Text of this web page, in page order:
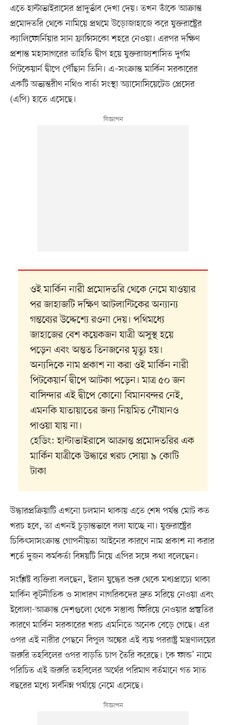
এতে হান্টাভাইরাসের প্রাদুর্ভাব দেখা দেয়। তখন তাঁকে আক্রান্ত
প্রমোদতরি থেকে নামিয়ে প্রথমে উড়োজাহাজে করে যুক্তরাষ্ট্রের
ক্যালিফোর্নিয়ার সান ফ্রান্সিসকো শহরে নেওয়া। এরপর দক্ষিণ
প্রশান্ত মহাসাগরের তাহিতি দ্বীপ হয়ে যুক্তরাজ্যশাসিত দুর্গম
পিটকেয়ার্ন দ্বীপে পৌঁছান তিনি। এ–সংক্রান্ত মার্কিন সরকারের
একটি অভ্যন্তরীণ নথিও বার্তা সংস্থা অ্যাসোসিয়েটেড প্রেসের
(এপি) হাতে এসেছে।
ওই মার্কিন নারী প্রমোদতরি থেকে নেমে যাওয়ার
পর জাহাজটি দক্ষিণ আটলান্টিকের অন্যান্য
গন্তব্যের উদ্দেশ্যে রওনা দেয়। পথিমধ্যে
জাহাজের বেশ কয়েকজন যাত্রী অসুস্থ হয়ে
পড়েন এবং অন্তত তিনজনের মৃত্যু হয়।
অন্যদিকে নাম প্রকাশ না করা ওই মার্কিন নারী
পিটকেয়ার্ন দ্বীপে আটকা পড়েন। মাত্র ৫০ জন
বাসিন্দার এই দ্বীপে কোনো বিমানবন্দর নেই,
এমনকি যাতায়াতের জন্য নিয়মিত নৌযানও
পাওয়া যায় না।
হেডিং: হান্টাভাইরাসে আক্রান্ত প্রমোদতরির এক
মার্কিন যাত্রীকে উদ্ধারে খরচ সোয়া ৯ কোটি
টাকা
উদ্ধারপ্রক্রিয়াটি এখনো চলমান থাকায় এতে শেষ পর্যন্ত মোট কত
খরচ হবে, তা এখনই চূড়ান্তভাবে বলা যাচ্ছে না। যুক্তরাষ্ট্রের
চিকিৎসাসংক্রান্ত গোপনীয়তা আইনের কারণে নাম প্রকাশ না করার
শর্তে দুজন কর্মকর্তা বিষয়টি নিয়ে এপির সঙ্গে কথা বলেছেন।
সংশ্লিষ্ট ব্যক্তিরা বলছেন, ইরান যুদ্ধের শুরু থেকে মধ্যপ্রাচ্যে থাকা
মার্কিন কূটনীতিক ও সাধারণ নাগরিকদের দ্রুত সরিয়ে নেওয়া এবং
ইবোলা-আক্রান্ত দেশগুলো থেকে সম্ভাব্য ফিরিয়ে নেওয়ার প্রস্তুতির
কারণে মার্কিন সরকারের খরচ এমনিতে অনেক বেড়ে গেছে। এর
ওপর এই নারীর পেছনে বিপুল অঙ্কের এই ব্যয় পররাষ্ট্র মন্ত্রণালয়ের
জরুরি তহবিলের ওপর বাড়তি চাপ তৈরি করেছে। ‘কে ফান্ড’ নামে
পরিচিত এই জরুরি তহবিলের অর্থের পরিমাণ বর্তমানে গত সাত
বছরের মধ্যে সর্বনিম্ন পর্যায়ে নেমে এসেছে।